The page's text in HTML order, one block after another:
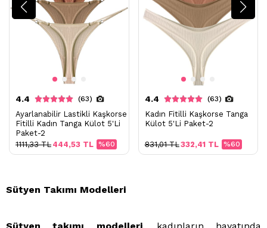
4.4 (63)
Ayarlanabilir Lastikli Kaşkorse
Fitilli Kadın Tanga Külot 5'Li
Paket-2
%60
444,53 TL
1111,33 TL
4.4 (63)
Kadın Fitilli Kaşkorse Tanga
Külot 5'Li Paket-2
%60
332,41 TL
831,01 TL
Sütyen Takımı Modelleri